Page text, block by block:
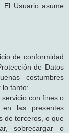
El Usuario asume
de conformidad
de Datos
costumbres
lo tanto:
con fines o
las presentes
de terceros, o que
sobrecargar o